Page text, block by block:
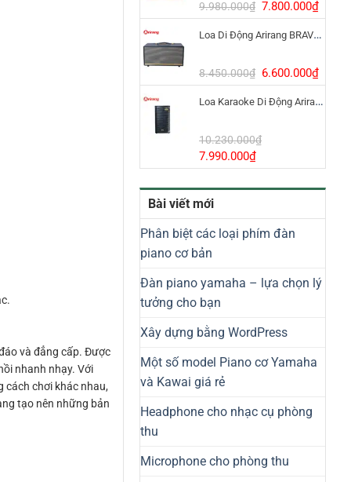
8.800.000₫.
9.980.000₫ Giá
gốc
là:
7.800.000₫Giá
hiện
tại
Loa Di Động Arirang BRAVO 8 800W Có Micro
8.450.000₫ Giá
gốc
là:
6.600.000₫Giá
hiện
tại
Loa Karaoke Di Động Arirang EDGE-X Model I
10.230.000₫
Giá
gốc
là:
10.230.000₫.
7.990.000₫Giá
hiện
tại
7.990.000₫.
Bài viết mới
Phân biệt các loại phím đàn
piano cơ bản
Đàn piano yamaha – lựa chọn lý
tưởng cho bạn
Xây dựng bằng WordPress
Một số model Piano cơ Yamaha
và Kawai giá rẻ
Headphone cho nhạc cụ phòng
thu
Microphone cho phòng thu
và đẳng cấp. Được
nhanh nhạy. Với
cách chơi khác nhau,
tạo nên những bản